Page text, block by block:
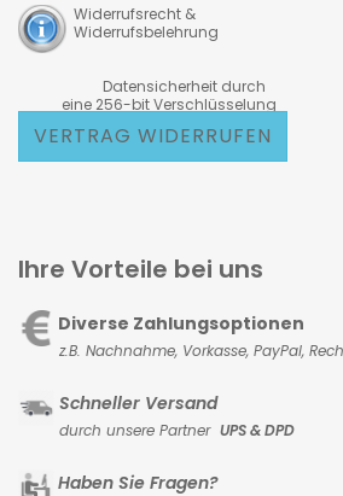
Widerrufsrecht &
Widerrufsbelehrung
Datensicherheit durch
eine 256-bit Verschlüsselung
VERTRAG WIDERRUFEN
Ihre Vorteile bei uns
Diverse Zahlungsoptionen
z.B. Nachnahme, Vorkasse, PayPal,
Schneller Versand
durch unsere Partner UPS & DPD
Haben Sie Fragen?